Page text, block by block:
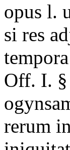
opus l.
si res
Off. I.
rerum